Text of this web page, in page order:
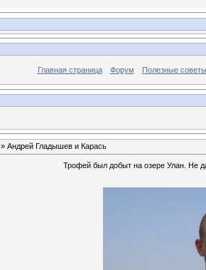
Главная страница Форум Полезные советы
» Андрей Гладышев и Карась
Трофей был добыт на озере Улан. Не